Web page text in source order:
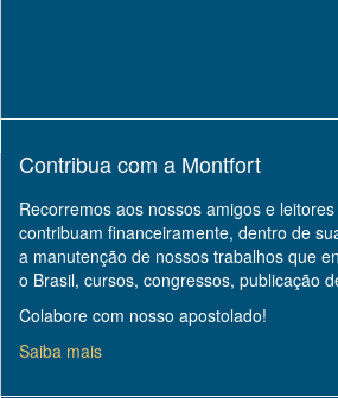
Contribua com a Montfort
Recorremos aos nossos amigos e
contribuam financeiramente, dentro de
a manutenção de nossos trabalhos que
o Brasil, cursos, congressos, publicação
Colabore com nosso apostolado!
Saiba mais